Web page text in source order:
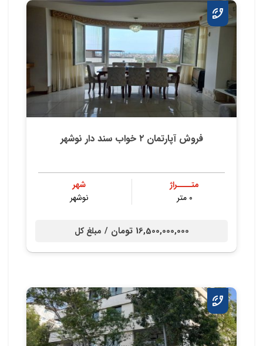
فروش آپارتمان ۲ خواب سند دار نوشهر
متــــراژ
۰ متر
شهر
نوشهر
16,500,000,000 تومان / مبلغ کل